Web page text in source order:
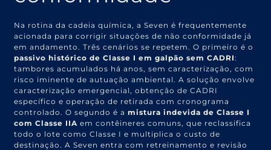
Na rotina da cadeia química, a Seven é frequentemente
acionada para corrigir situações de não conformidade já
em andamento. Três cenários se repetem. O primeiro é o
passivo histórico de Classe I em galpão sem CADRI:
tambores acumulados há anos, sem caracterização, com
risco iminente de autuação ambiental. A solução envolve
caracterização emergencial, obtenção de CADRI
específico e operação de retirada com cronograma
controlado. O segundo é amistura indevida de Classe I
com Classe IIA em contêineres comuns, que reclassifica
todo o lote como Classe I e multiplica o custo de
destinação. A Seven entra com retreinamento e revisão